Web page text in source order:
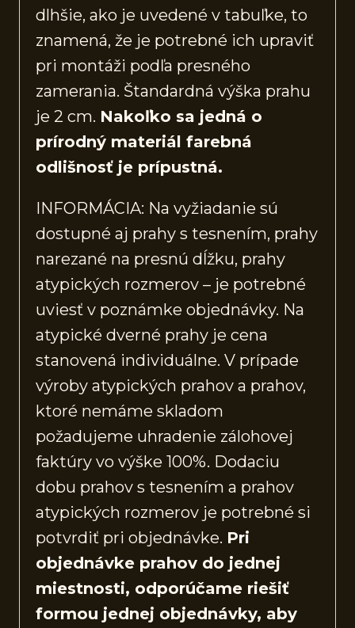
dlhšie, ako je uvedené v tabuľke, to
znamená, že je potrebné ich upraviť
pri montáži podľa presného
zamerania. Štandardná výška prahu
je 2 cm. Nakoľko sa jedná o
prírodný materiál farebná
odlišnosť je prípustná.
INFORMÁCIA: Na vyžiadanie sú
dostupné aj prahy s tesnením, prahy
narezané na presnú dĺžku, prahy
atypických rozmerov – je potrebné
uviesť v poznámke objednávky. Na
atypické dverné prahy je cena
stanovená individuálne. V prípade
výroby atypických prahov a prahov,
ktoré nemáme skladom
požadujeme uhradenie zálohovej
faktúry vo výške 100%. Dodaciu
dobu prahov s tesnením a prahov
atypických rozmerov je potrebné si
potvrdiť pri objednávke. Pri
objednávke prahov do jednej
miestnosti, odporúčame riešiť
formou jednej objednávky, aby